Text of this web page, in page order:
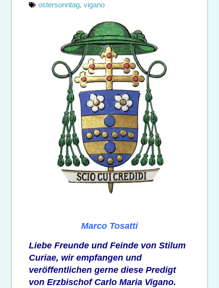
ostersonntag, vigano
Marco Tosatti
Liebe Freunde und Feinde von Stilum
Curiae, wir empfangen und
veröffentlichen gerne diese Predigt
von Erzbischof Carlo Maria Vigano.